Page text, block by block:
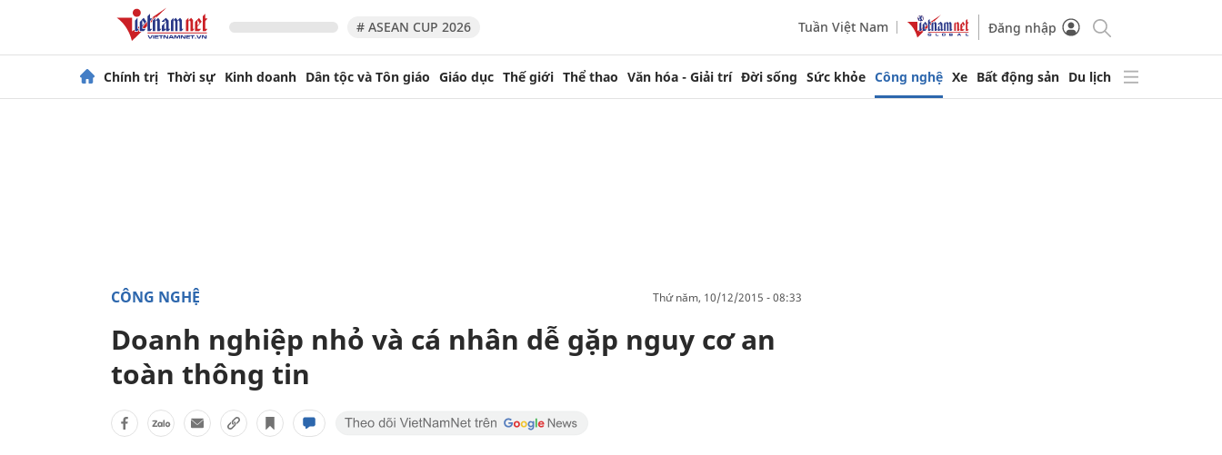
# ASEAN CUP 2026 Tuần Việt Nam Đăng nhập
Chính trị Thời sự Kinh doanh Dân tộc và Tôn giáo Giáo dục Thế giới Thể thao Văn hóa - Giải trí Đời sống Sức khỏe Công nghệ Xe Bất động sản Du lịch
CÔNG NGHỆ thứ năm, 10/12/2015 - 08:33
Doanh nghiệp nhỏ và cá nhân dễ gặp nguy cơ an
toàn thông tin